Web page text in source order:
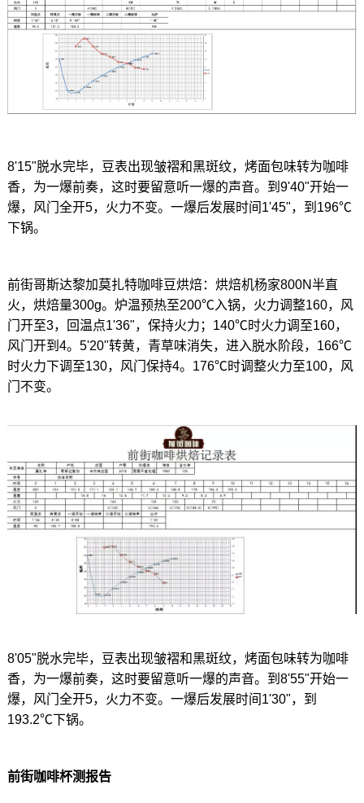
8'15"脱水完毕，豆表出现皱褶和黑斑纹，烤面包味转为咖啡
香，为一爆前奏，这时要留意听一爆的声音。到9'40"开始一
爆，风门全开5，火力不变。一爆后发展时间1'45"，到196℃
下锅。
前街哥斯达黎加莫扎特咖啡豆烘焙：烘焙机杨家800N半直
火，烘焙量300g。炉温预热至200℃入锅，火力调整160，风
门开至3，回温点1'36"，保持火力；140℃时火力调至160，
风门开到4。5'20"转黄，青草味消失，进入脱水阶段，166℃
时火力下调至130，风门保持4。176℃时调整火力至100，风
门不变。
8'05"脱水完毕，豆表出现皱褶和黑斑纹，烤面包味转为咖啡
香，为一爆前奏，这时要留意听一爆的声音。到8'55"开始一
爆，风门全开5，火力不变。一爆后发展时间1'30"，到
193.2℃下锅。
前街咖啡杯测报告